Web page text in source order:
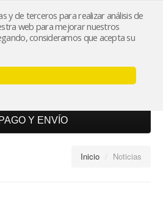
y de terceros para realizar análisis de
web para mejorar nuestros
consideramos que acepta su
Mi cuenta
PAGO Y ENVÍO
Inicio / Noticias